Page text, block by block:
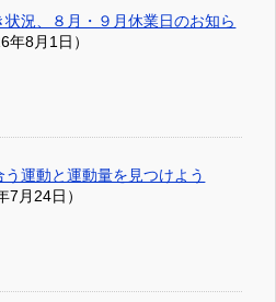
状況、８月・９月休業日のお知ら
年8月1日）
う運動と運動量を見つけよう
7月24日）